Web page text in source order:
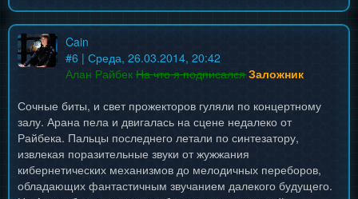
Cain
#6 | Среда, 26.03.2014, 20:42
Алан Райбек На что я подписался Заложник
Сочные биты, и свет прожекторов гуляли по концертному
залу. Арана пела и двигалась на сцене недалеко от
Райбека. Пальцы последнего летали по синтезатору,
извлекая поразительные звуки от жужжания
кибернетических механизмов до мелодичных переборов,
обладающих фантастичным звучанием далекого будущего.